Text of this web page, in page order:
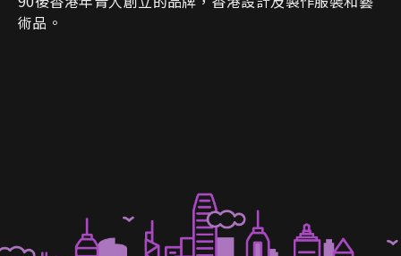
術品。